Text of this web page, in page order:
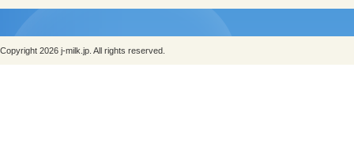
Copyright 2026 j-milk.jp. All rights reserved.